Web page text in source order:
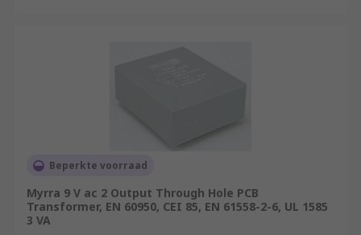
Beperkte voorraad
Myrra 9 V ac 2 Output Through Hole PCB
Transformer, EN 60950, CEI 85, EN 61558-2-6, UL 1585
3 VA